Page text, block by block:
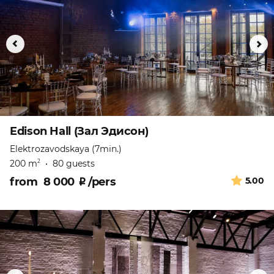
Edison Hall (Зал Эдисон)
Elektrozavodskaya (7min.)
200 m2 • 80 guests
5.00
from 8 000 ₽/pers